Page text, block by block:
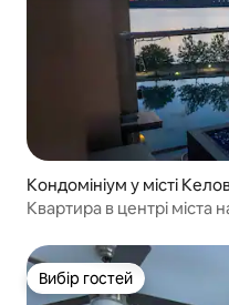
Кондомініум у місті
Квартира в центрі міста
Вибір гостей
Вибір гостей